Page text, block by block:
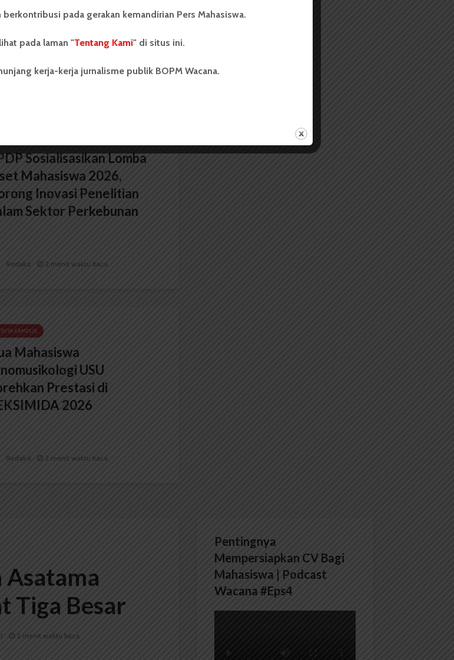
KMHE 2015, Tim Asatama
Sosialisasikan Lomba
Mahasiswa 2026,
Inovasi Penelitian
Sektor Perkebunan
Redaksi 2 menit waktu baca
KAMPUS
Mahasiswa
USU
Prestasi di
2026
Redaksi 2 menit waktu baca
Tiga Besar
2 menit waktu baca
Pentingnya
Mempersiapkan CV Bagi
Mahasiswa | Podcast
Wacana #Eps4
pada gerakan kemandirian Pers Mahasiswa.
pada laman "Tentang Kami" di situs ini.
kerja-kerja jurnalisme publik BOPM Wacana.